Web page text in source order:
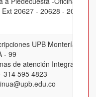
20627 - 20628 - 20629 -
UPB Montería
- 99
de atención Integral
314 595 4823